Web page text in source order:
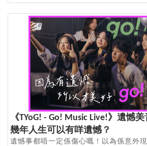
《TYoG! - Go! Music Live!》遺憾
幾年人生可以有咩遺憾？
遺憾事都唔一定係傷心嘅！以為係意外